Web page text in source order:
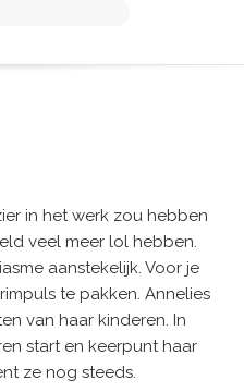
in het werk zou hebben
veel meer lol hebben.
aanstekelijk. Voor je
te pakken. Annelies
van haar kinderen. In
start en keerpunt haar
ze nog steeds.